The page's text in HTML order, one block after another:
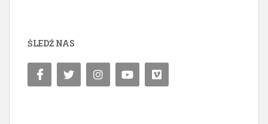
ŚLEDŹ NAS